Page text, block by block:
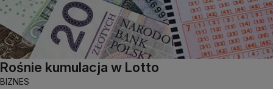
Rośnie kumulacja w Lotto
BIZNES